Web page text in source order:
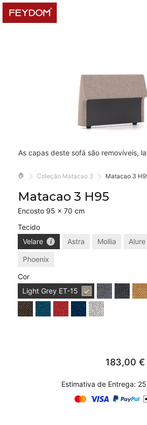
As capas deste sofá são removíveis,
🏠 Coleção Matacao 3 Matacao 3
Matacao 3 H95
Encosto 95 × 70 cm
Tecido
Velare
Astra Mollia Alure
Phoenix
Cor
Light Grey ET-15
183,00 €
Estimativa de Entrega: